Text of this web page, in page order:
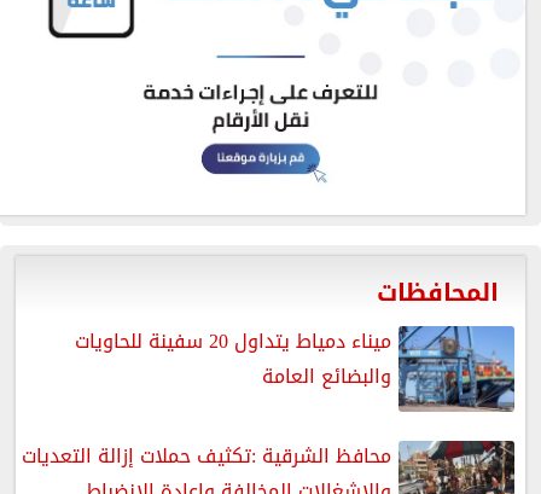
المحافظات
ميناء دمياط يتداول 20 سفينة للحاويات
والبضائع العامة
محافظ الشرقية :تكثيف حملات إزالة التعديات